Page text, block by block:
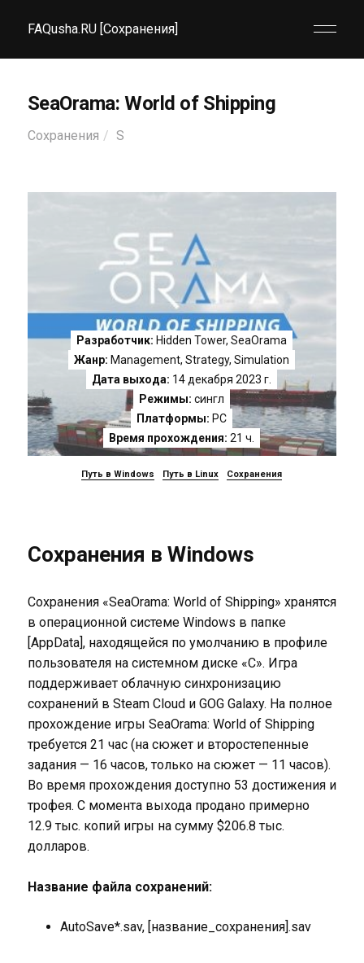
FAQusha.RU [Сохранения]
SeaOrama: World of Shipping
Сохранения S
Разработчик: Hidden Tower, SeaOrama
Жанр: Management,Strategy,Simulation
Дата выхода: 14 декабря 2023 г.
Режимы: сингл
Платформы: PC
Время прохождения: 21 ч.
Путь в Windows Путь в Linux Сохранения
Сохранения в Windows
Сохранения «SeaOrama: World of Shipping» хранятся
в операционной системе Windows в папке
[AppData], находящейся по умолчанию в профиле
пользователя на системном диске «C». Игра
поддерживает облачную синхронизацию
сохранений в Steam Cloud и GOG Galaxy. На полное
прохождение игры SeaOrama: World of Shipping
требуется 21 час (на сюжет и второстепенные
задания — 16 часов, только на сюжет — 11 часов).
Во время прохождения доступно 53 достижения и
трофея. С момента выхода продано примерно
12.9 тыс. копий игры на сумму $206.8 тыс.
долларов.
Название файла сохранений:
AutoSave*.sav, [название_сохранения].sav